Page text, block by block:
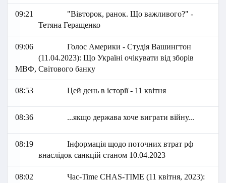
09:21
"Вівторок, ранок. Що важливого?" -
Тетяна Геращенко
09:06
Голос Америки - Студія Вашингтон
(11.04.2023): Що Україні очікувати від зборів
МВФ, Світового банку
08:53 Цей день в історії - 11 квітня
08:36 ...якщо держава хоче виграти війну...
08:19
Інформація щодо поточних втрат рф
внаслідок санкцій станом 10.04.2023
08:02
Час-Time CHAS-TIME (11 квітня, 2023):